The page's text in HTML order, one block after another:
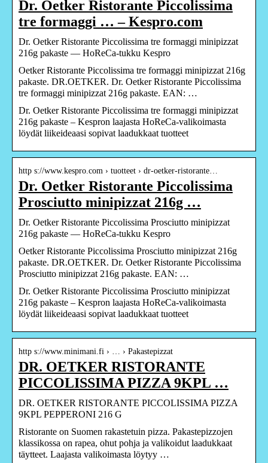
Dr. Oetker Ristorante Piccolissima
tre formaggi … – Kespro.com
Dr. Oetker Ristorante Piccolissima tre formaggi minipizzat
216g pakaste — HoReCa-tukku Kespro
Oetker Ristorante Piccolissima tre formaggi minipizzat 216g
pakaste. DR.OETKER. Dr. Oetker Ristorante Piccolissima
tre formaggi minipizzat 216g pakaste. EAN: …
Dr. Oetker Ristorante Piccolissima tre formaggi minipizzat
216g pakaste – Kespron laajasta HoReCa-valikoimasta
löydät liikeideaasi sopivat laadukkaat tuotteet
http s://www.kespro.com › tuotteet › dr-oetker-ristorante…
Dr. Oetker Ristorante Piccolissima
Prosciutto minipizzat 216g …
Dr. Oetker Ristorante Piccolissima Prosciutto minipizzat
216g pakaste — HoReCa-tukku Kespro
Oetker Ristorante Piccolissima Prosciutto minipizzat 216g
pakaste. DR.OETKER. Dr. Oetker Ristorante Piccolissima
Prosciutto minipizzat 216g pakaste. EAN: …
Dr. Oetker Ristorante Piccolissima Prosciutto minipizzat
216g pakaste – Kespron laajasta HoReCa-valikoimasta
löydät liikeideaasi sopivat laadukkaat tuotteet
http s://www.minimani.fi › … › Pakastepizzat
DR. OETKER RISTORANTE
PICCOLISSIMA PIZZA 9KPL …
DR. OETKER RISTORANTE PICCOLISSIMA PIZZA
9KPL PEPPERONI 216 G
Ristorante on Suomen rakastetuin pizza. Pakastepizzojen
klassikossa on rapea, ohut pohja ja valikoidut laadukkaat
täytteet. Laajasta valikoimasta löytyy …